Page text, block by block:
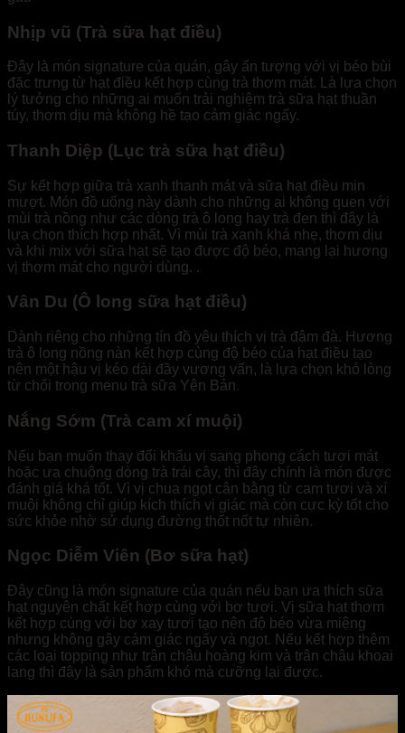
Nhịp vũ (Trà sữa hạt điều)
Đây là món signature của quán, gây ấn tượng với vị béo bùi
đặc trưng từ hạt điều kết hợp cùng trà thơm mát. Là lựa chọn
lý tưởng cho những ai muốn trải nghiệm trà sữa hạt thuần
túy, thơm dịu mà không hề tạo cảm giác ngấy.
Thanh Diệp (Lục trà sữa hạt điều)
Sự kết hợp giữa trà xanh thanh mát và sữa hạt điều mịn
mượt. Món đồ uống này dành cho những ai không quen với
mùi trà nồng như các dòng trà ô long hay trà đen thì đây là
lựa chọn thích hợp nhất. Vì mùi trà xanh khá nhẹ, thơm dịu
và khi mix với sữa hạt sẽ tạo được độ béo, mang lại hương
vị thơm mát cho người dùng. .
Vân Du (Ô long sữa hạt điều)
Dành riêng cho những tín đồ yêu thích vị trà đậm đà. Hương
trà ô long nồng nàn kết hợp cùng độ béo của hạt điều tạo
nên một hậu vị kéo dài đầy vương vấn, là lựa chọn khó lòng
từ chối trong menu trà sữa Yên Bản.
Nắng Sớm (Trà cam xí muội)
Nếu bạn muốn thay đổi khẩu vị sang phong cách tươi mát
hoặc ưa chuộng dòng trà trái cây, thì đây chính là món được
đánh giá khá tốt. Vì vị chua ngọt cân bằng từ cam tươi và xí
muội không chỉ giúp kích thích vị giác mà còn cực kỳ tốt cho
sức khỏe nhờ sử dụng đường thốt nốt tự nhiên.
Ngọc Diễm Viên (Bơ sữa hạt)
Đây cũng là món signature của quán nếu bạn ưa thích sữa
hạt nguyên chất kết hợp cùng với bơ tươi. Vị sữa hạt thơm
kết hợp cùng với bơ xay tươi tạo nên độ béo vừa miệng
nhưng không gây cảm giác ngấy và ngọt. Nếu kết hợp thêm
các loại topping như trân châu hoàng kim và trân châu khoai
lang thì đây là sản phẩm khó mà cưỡng lại được.